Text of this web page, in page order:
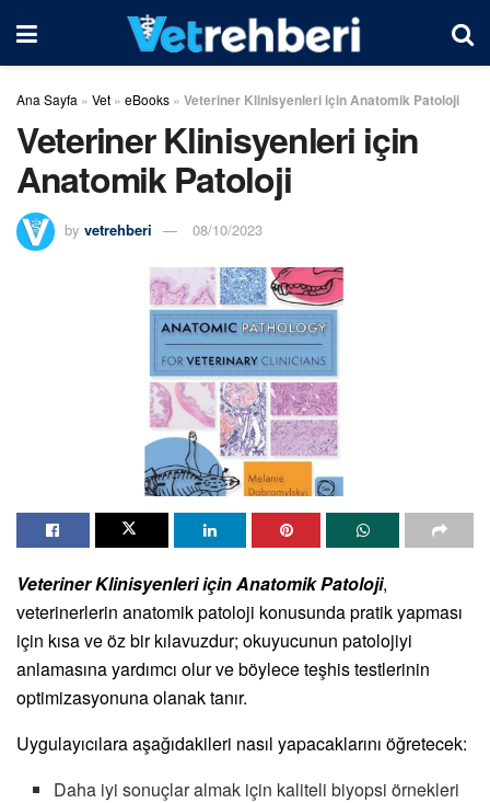
Ana Sayfa » Vet » eBooks » Veteriner Klinisyenleri için Anatomik Patoloji
Veteriner Klinisyenleri için
Anatomik Patoloji
by vetrehberi 08/10/2023
Veteriner Klinisyenleri için Anatomik Patoloji,
veterinerlerin anatomik patoloji konusunda pratik yapması
için kısa ve öz bir kılavuzdur; okuyucunun patolojiyi
anlamasına yardımcı olur ve böylece teşhis testlerinin
optimizasyonuna olanak tanır.
Uygulayıcılara aşağıdakileri nasıl yapacaklarını öğretecek:
Daha iyi sonuçlar almak için kaliteli biyopsi örnekleri